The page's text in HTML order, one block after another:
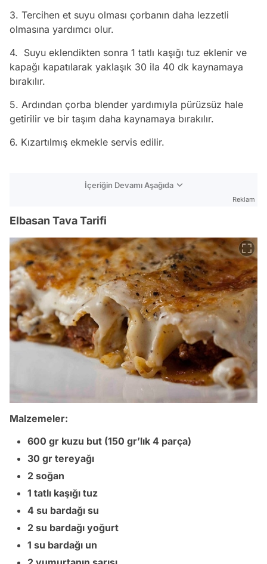
3. Tercihen et suyu olması çorbanın daha lezzetli
olmasına yardımcı olur.
4. Suyu eklendikten sonra 1 tatlı kaşığı tuz eklenir ve
kapağı kapatılarak yaklaşık 30 ila 40 dk kaynamaya
bırakılır.
5. Ardından çorba blender yardımıyla pürüzsüz hale
getirilir ve bir taşım daha kaynamaya bırakılır.
6. Kızartılmış ekmekle servis edilir.
İçeriğin Devamı Aşağıda
Reklam
Elbasan Tava Tarifi
Malzemeler:
600 gr kuzu but (150 gr’lık 4 parça)
30 gr tereyağı
2 soğan
1 tatlı kaşığı tuz
4 su bardağı su
2 su bardağı yoğurt
1 su bardağı un